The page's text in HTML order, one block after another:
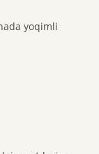
yoqimli